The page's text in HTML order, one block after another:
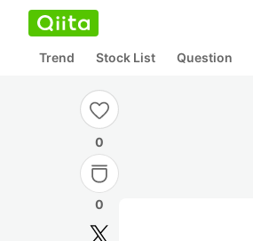
Trend Stock List Question
0
0